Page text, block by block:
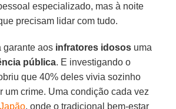
especializado, mas à noite
precisam lidar com tudo.
garante aos infratores idosos uma
pública. E investigando o
que 40% deles vivia sozinho
um crime. Uma condição cada vez
Japão, onde o tradicional bem-estar